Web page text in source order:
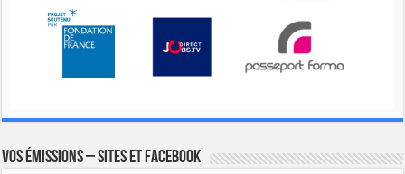
Vos émissions – Sites et Facebook